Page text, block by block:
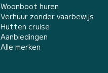
Woonboot huren
Verhuur zonder vaarbewijs
Hutten cruise
Aanbiedingen
Alle merken